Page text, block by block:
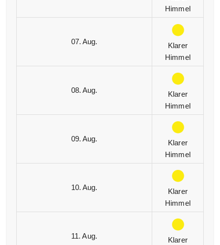
Himmel
07. Aug.
Klarer
Himmel
08. Aug.
Klarer
Himmel
09. Aug.
Klarer
Himmel
10. Aug.
Klarer
Himmel
11. Aug.
Klarer